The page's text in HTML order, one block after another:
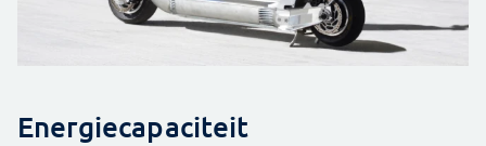
Energiecapaciteit